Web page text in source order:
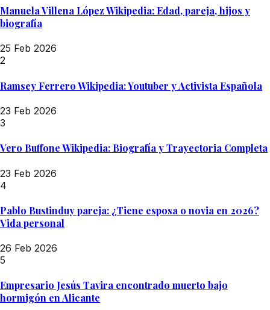
Manuela Villena López Wikipedia: Edad, pareja, hijos y
biografía
25 Feb 2026
2
Ramsey Ferrero Wikipedia: Youtuber y Activista Española
23 Feb 2026
3
Vero Buffone Wikipedia: Biografía y Trayectoria Completa
23 Feb 2026
4
Pablo Bustinduy pareja: ¿Tiene esposa o novia en 2026?
Vida personal
26 Feb 2026
5
Empresario Jesús Tavira encontrado muerto bajo
hormigón en Alicante